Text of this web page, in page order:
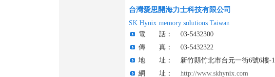
台灣愛思開海力士科技有限公司
SK Hynix memory solutions Taiwan
電 話：
03-5432300
傳 真：
03-5432322
地 址：
新竹縣竹北市台元一街6號6樓-1
網 址：
http://www.skhynix.com